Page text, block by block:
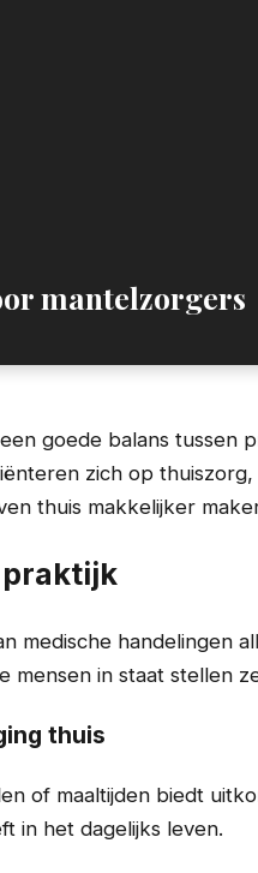
mantelzorgers
goede balans tussen
zich op
thuis makkelijker
praktijk
medische handelingen
mensen in staat stellen
thuis
of maaltijden biedt
in het dagelijks leven.